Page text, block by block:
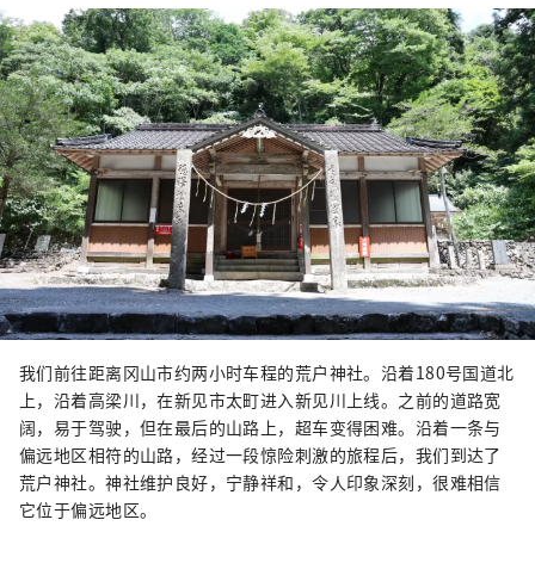
我们前往距离冈山市约两小时车程的荒户神社。沿着180号国道北
上，沿着高梁川，在新见市太町进入新见川上线。之前的道路宽
阔，易于驾驶，但在最后的山路上，超车变得困难。沿着一条与
偏远地区相符的山路，经过一段惊险刺激的旅程后，我们到达了
荒户神社。神社维护良好，宁静祥和，令人印象深刻，很难相信
它位于偏远地区。